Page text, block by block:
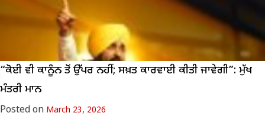
“ਕੋਈ ਵੀ ਕਾਨੂੰਨ ਤੋਂ ਉੱਪਰ ਨਹੀਂ; ਸਖ਼ਤ ਕਾਰਵਾਈ ਕੀਤੀ ਜਾਵੇਗੀ”: ਮੁੱਖ
ਮੰਤਰੀ ਮਾਨ
Posted on March 23, 2026